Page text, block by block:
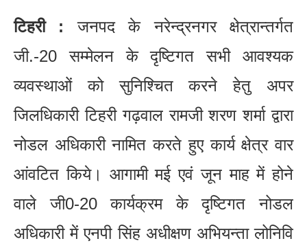
टिहरी : जनपद के नरेन्द्रनगर क्षेत्रान्तर्गत
जी.-20 सम्मेलन के दृष्टिगत सभी आवश्यक
व्यवस्थाओं को सुनिश्चित करने हेतु अपर
जिलधिकारी टिहरी गढ़वाल रामजी शरण शर्मा द्वारा
नोडल अधिकारी नामित करते हुए कार्य क्षेत्र वार
आंवटित किये। आगामी मई एवं जून माह में होने
वाले जी0-20 कार्यक्रम के दृष्टिगत नोडल
अधिकारी में एनपी सिंह अधीक्षण अभियन्ता लोनिवि